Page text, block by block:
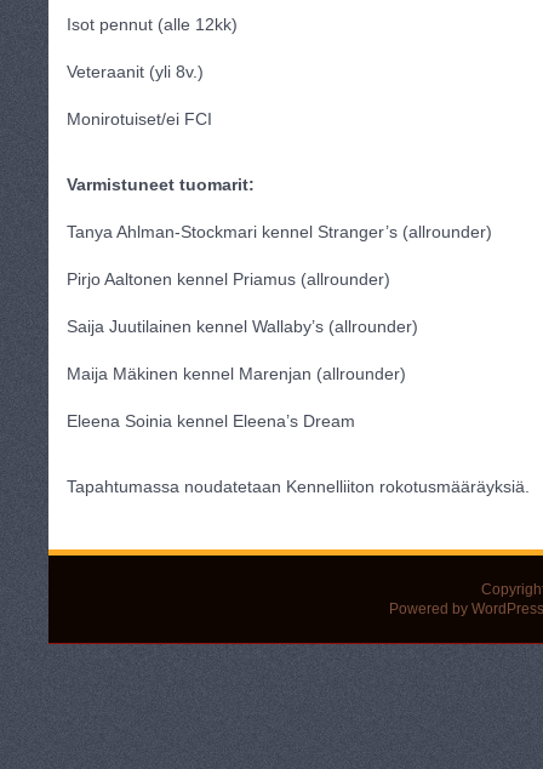
Isot pennut (alle 12kk)
Veteraanit (yli 8v.)
Monirotuiset/ei FCI
Varmistuneet tuomarit:
Tanya Ahlman-Stockmari kennel Stranger’s (allrounder)
Pirjo Aaltonen kennel Priamus (allrounder)
Saija Juutilainen kennel Wallaby’s (allrounder)
Maija Mäkinen kennel Marenjan (allrounder)
Eleena Soinia kennel Eleena’s Dream
Tapahtumassa noudatetaan Kennelliiton rokotusmääräyksiä.
Powered by